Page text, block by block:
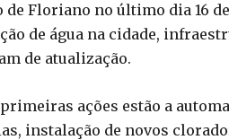
Floriano no último dia 16
de água na cidade,
de atualização.
ações estão a
instalação de novos